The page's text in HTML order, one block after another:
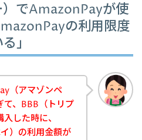
）でAmazonPayが使
の利用限度
」
（アマゾンペ
て、BBB（トリプ
した時に、
）の利用金額が